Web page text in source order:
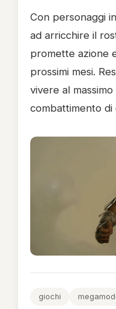
Con personaggi
ad arricchire il
promette azione
prossimi mesi.
vivere al
combattimento di
giochi